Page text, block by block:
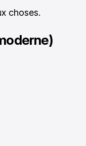
choses.